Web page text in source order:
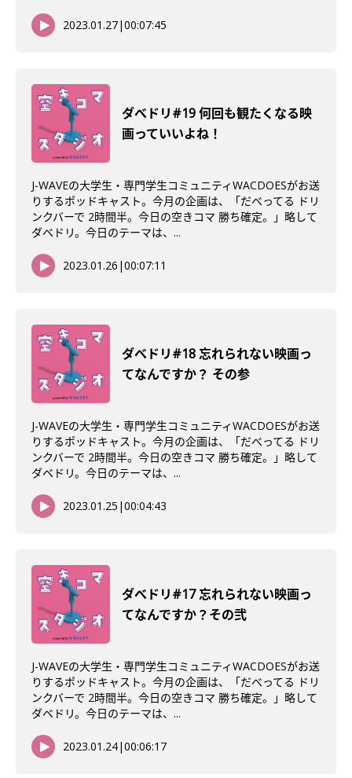
2023.01.27|00:07:45
ダべドリ#19 何回も観たくなる映
画っていいよね！
J-WAVEの大学生・専門学生コミュニティWACDOESがお送
りするポッドキャスト。今月の企画は、「だべってる ドリ
ンクバーで 2時間半。今日の空きコマ 勝ち確定。」略して
ダベドリ。今日のテーマは、...
2023.01.26 |00:07:11
ダべドリ#18 忘れられない映画っ
てなんですか？ その参
J-WAVEの大学生・専門学生コミュニティWACDOESがお送
りするポッドキャスト。今月の企画は、「だべってる ドリ
ンクバーで 2時間半。今日の空きコマ 勝ち確定。」略して
ダベドリ。今日のテーマは、...
2023.01.25 |00:04:43
ダべドリ#17 忘れられない映画っ
てなんですか？その弐
J-WAVEの大学生・専門学生コミュニティWACDOESがお送
りするポッドキャスト。今月の企画は、「だべってる ドリ
ンクバーで 2時間半。今日の空きコマ 勝ち確定。」略して
ダベドリ。今日のテーマは、...
2023.01.24|00:06:17